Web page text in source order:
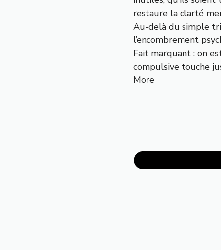
restaure la clarté
Au-delà du simple
l’encombrement
Fait marquant : on
compulsive touche
More